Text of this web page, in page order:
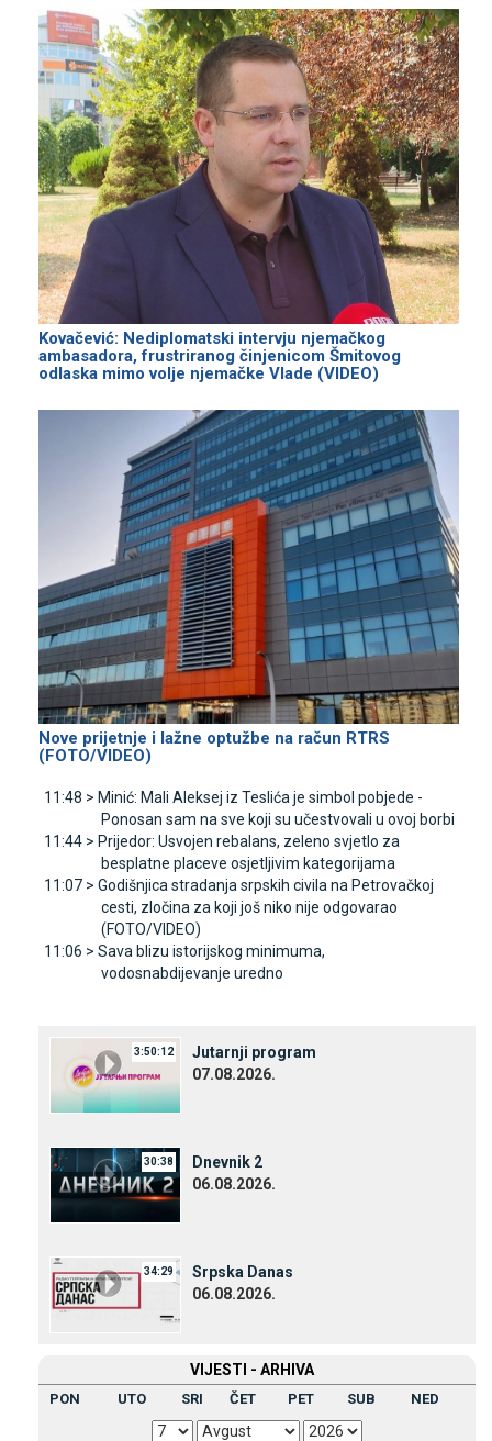
Kovačević: Nediplomatski intervju njemačkog
ambasadora, frustriranog činjenicom Šmitovog
odlaska mimo volje njemačke Vlade (VIDEO)
Nove prijetnje i lažne optužbe na račun RTRS
(FOTO/VIDEO)
11:48 > Minić: Mali Aleksej iz Teslića je simbol pobjede -
Ponosan sam na sve koji su učestvovali u ovoj borbi
11:44 > Prijedor: Usvojen rebalans, zeleno svjetlo za
besplatne placeve osjetljivim kategorijama
11:07 > Godišnjica stradanja srpskih civila na Petrovačkoj
cesti, zločina za koji još niko nije odgovarao
(FOTO/VIDEO)
11:06 > Sava blizu istorijskog minimuma,
vodosnabdijevanje uredno
3:50:12
Јutarnji program
07.08.2026.
30:38
Dnevnik 2
06.08.2026.
34:29
Srpska Danas
06.08.2026.
VIЈESTI - ARHIVA
PON UTO SRI ČET PET SUB NED